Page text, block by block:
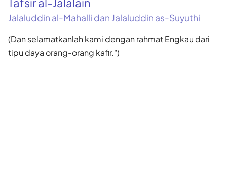
Jalaluddin al-Mahalli dan Jalaluddin as-Suyuthi
(Dan selamatkanlah kami dengan rahmat Engkau dari
tipu daya orang-orang kafir.")